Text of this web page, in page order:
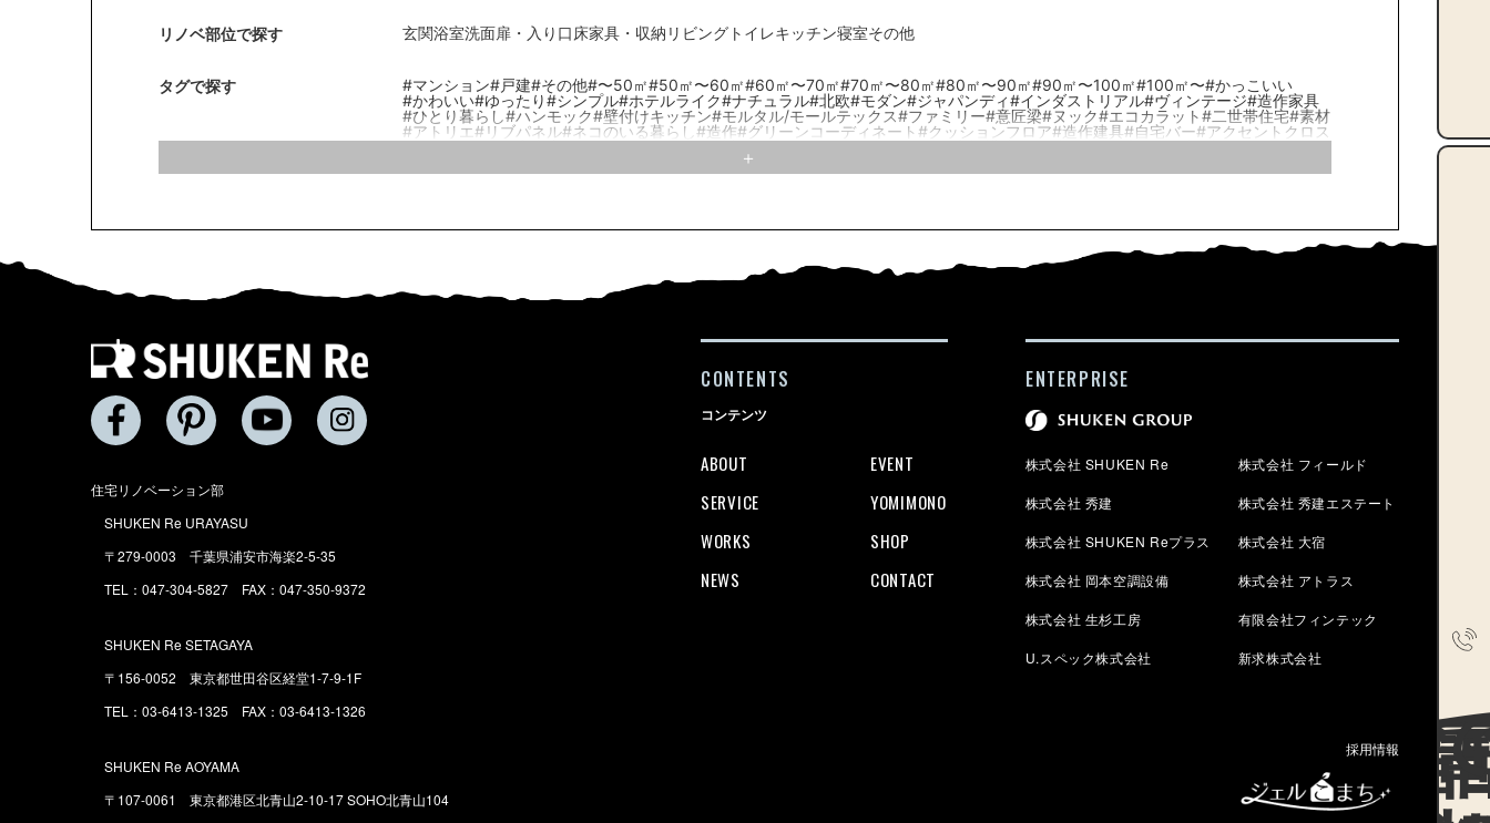
リノベ部位で探す 玄関浴室洗面扉・入り口 床家具・収納 リビング トイレキッチン寝室その他
タグで探す #マンション#戸建#その他#〜50㎡#50㎡〜60㎡#60㎡〜70㎡#70㎡〜80㎡#80㎡〜90㎡#90㎡〜100㎡#100㎡〜#かっこいい
#かわいい#ゆったり#シンプル#ホテルライク#ナチュラル#北欧#モダン#ジャパンディ#インダストリアル#ヴィンテージ#造作家具
#ひとり暮らし#ハンモック#壁付けキッチン#モルタル/モールテックス#ファミリー#意匠梁#ヌック#エコカラット#二世帯住宅#素材
#アトリエ#リブパネル#ネコのいる暮らし#造作#グリーンコーディネート#クッションフロア#造作建具#自宅バー#アクセントクロス
#フロアタイル#室内窓#ステンレスキッチン#対面キッチン#シート#モルタル#家族構成#足場板#真鍮#大理石#造作棚#こだわり
#特徴
#洗面脱衣分離/洗面台のレイアウト#無垢材#小上り#塗装壁#有孔ボード#Ⅰ型キッチン#造作洗面化粧台#ワークスペース#在来浴室
住宅リノベーション部
SHUKEN Re URAYASU
〒279-0003 千葉県浦安市海楽2-5-35
TEL：047-304-5827 FAX：047-350-9372
SHUKEN Re SETAGAYA
〒156-0052 東京都世田谷区経堂1-7-9-1F
TEL：03-6413-1325 FAX：03-6413-1326
SHUKEN Re AOYAMA
〒107-0061 東京都港区北青山2-10-17 SOHO北青山104
CONTENTS
コンテンツ
ABOUT
EVENT
SERVICE
YOMIMONO
WORKS
SHOP
NEWS
CONTACT
ENTERPRISE
株式会社 SHUKEN Re 株式会社 フィールド
株式会社 秀建 株式会社 秀建エステート
株式会社 SHUKEN Reプラス 株式会社 大宿
株式会社 岡本空調設備 株式会社 アトラス
株式会社 生杉工房 有限会社フィンテック
U.スペック株式会社 新求株式会社
採用情報
電話